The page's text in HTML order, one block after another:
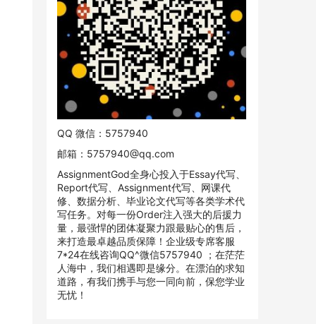
QQ 微信：5757940
邮箱： 5757940@qq.com
AssignmentGod全身心投入于Essay代写、
Report代写、Assignment代写、网课代
修、数据分析、毕业论文代写等各类学术代
写任务。对每一份Order注入强大的后援力
量，最强悍的团体凝聚力跟最贴心的售后，
来打造最卓越品质保障！企业级专席客服
7*24在线咨询QQ^微信5757940 ；在茫茫
人海中，我们相遇即是缘分。在漂泊的求知
道路，有我们携手与您一同向前，保您学业
无忧！